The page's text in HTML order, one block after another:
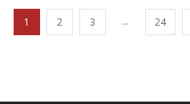
1 2 3 ... 24